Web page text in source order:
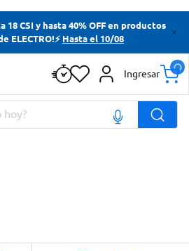
18 CSI y hasta 40% OFF en productos
ELECTRO!⚡ Hasta el 10/08
Ingresar
buscados